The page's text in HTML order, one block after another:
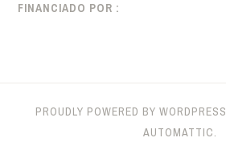
FINANCIADO POR :
PROUDLY POWERED BY WORDPRESS
AUTOMATTIC.